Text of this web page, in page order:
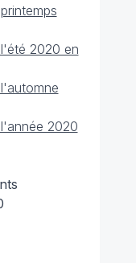
2020 en
2020